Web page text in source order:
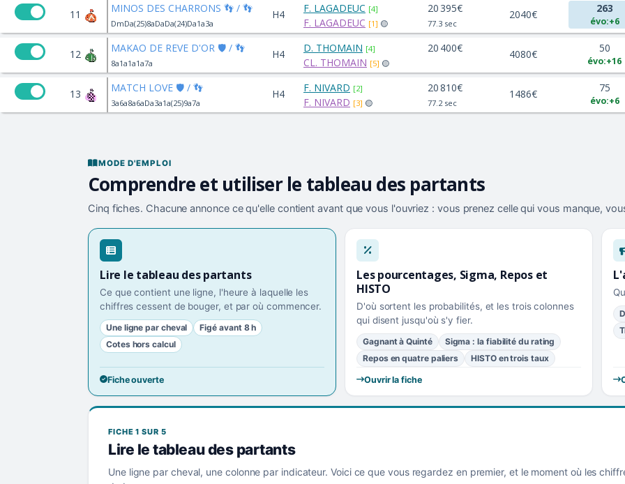
11 MINOS DES CHARRONS 👣 / 👣
DmDa(25)8aDaDa(24)Da1a3a
H4 F. LAGADEUC [4]
F. LAGADEUC [1] 🟡
20 395€
77.3 sec
2040€ 263
évo:+6
12 MAKAO DE REVE D'OR 🛡️ / 👣
8a1a1a1a7a
H4 D. THOMAIN [4]
CL. THOMAIN [5] 🟡
20 400€ 4080€ 50
évo:+16
13 MATCH LOVE 🛡️ / 👣
3a6a8a6aDa3a1a(25)9a7a
H4 F. NIVARD [2]
F. NIVARD [3] 🟡
20 810€
77.2 sec
1486€ 75
évo:+6
MODE D'EMPLOI
Comprendre et utiliser le tableau des partants
Cinq fiches. Chacune annonce ce qu'elle contient avant que vous l'ouvriez : vous prenez celle qui vous manque,
Lire le tableau des partants
Ce que contient une ligne, l'heure à laquelle les
chiffres cessent de bouger, et par où commencer.
Une ligne par cheval
Figé avant 8 h
Cotes hors calcul
Fiche ouverte
Les pourcentages, Sigma, Repos et
HISTO
D'où sortent les probabilités, et les trois colonnes
qui disent jusqu'où s'y fier.
Gagnant à Quinté
Sigma : la fiabilité du rating
Repos en quatre paliers
HISTO en trois taux
Ouvrir la fiche
FICHE 1 SUR 5
Lire le tableau des partants
Une ligne par cheval, une colonne par indicateur. Voici ce que vous regardez en premier, et le moment où les